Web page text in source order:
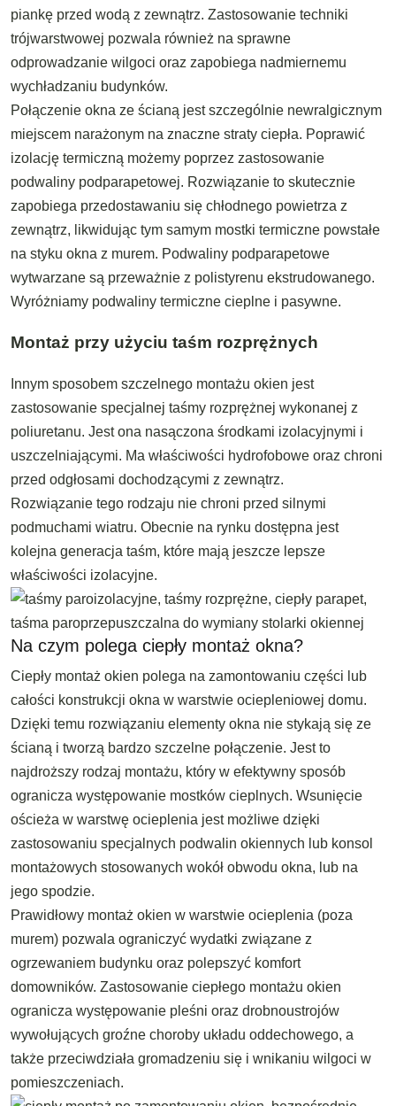
piankę przed wodą z zewnątrz. Zastosowanie techniki
trójwarstwowej pozwala również na sprawne
odprowadzanie wilgoci oraz zapobiega nadmiernemu
wychładzaniu budynków.
Połączenie okna ze ścianą jest szczególnie newralgicznym
miejscem narażonym na znaczne straty ciepła. Poprawić
izolację termiczną możemy poprzez zastosowanie
podwaliny podparapetowej. Rozwiązanie to skutecznie
zapobiega przedostawaniu się chłodnego powietrza z
zewnątrz, likwidując tym samym mostki termiczne powstałe
na styku okna z murem. Podwaliny podparapetowe
wytwarzane są przeważnie z polistyrenu ekstrudowanego.
Wyróżniamy podwaliny termiczne cieplne i pasywne.
Montaż przy użyciu taśm rozprężnych
Innym sposobem szczelnego montażu okien jest
zastosowanie specjalnej taśmy rozprężnej wykonanej z
poliuretanu. Jest ona nasączona środkami izolacyjnymi i
uszczelniającymi. Ma właściwości hydrofobowe oraz chroni
przed odgłosami dochodzącymi z zewnątrz.
Rozwiązanie tego rodzaju nie chroni przed silnymi
podmuchami wiatru. Obecnie na rynku dostępna jest
kolejna generacja taśm, które mają jeszcze lepsze
właściwości izolacyjne.
Na czym polega ciepły montaż okna?
Ciepły montaż okien polega na zamontowaniu części lub
całości konstrukcji okna w warstwie ociepleniowej domu.
Dzięki temu rozwiązaniu elementy okna nie stykają się ze
ścianą i tworzą bardzo szczelne połączenie. Jest to
najdroższy rodzaj montażu, który w efektywny sposób
ogranicza występowanie mostków cieplnych. Wsunięcie
ościeża w warstwę ocieplenia jest możliwe dzięki
zastosowaniu specjalnych podwalin okiennych lub konsol
montażowych stosowanych wokół obwodu okna, lub na
jego spodzie.
Prawidłowy montaż okien w warstwie ocieplenia (poza
murem) pozwala ograniczyć wydatki związane z
ogrzewaniem budynku oraz polepszyć komfort
domowników. Zastosowanie ciepłego montażu okien
ogranicza występowanie pleśni oraz drobnoustrojów
wywołujących groźne choroby układu oddechowego, a
także przeciwdziała gromadzeniu się i wnikaniu wilgoci w
pomieszczeniach.